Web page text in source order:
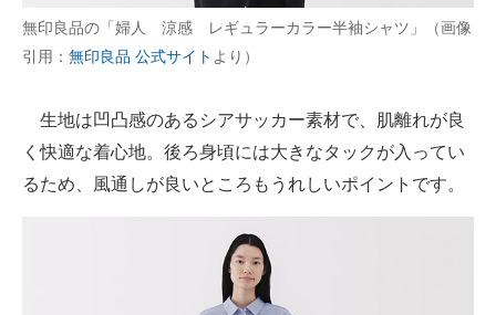
無印良品の「婦人 涼感 レギュラーカラー半袖シャツ」（画像
引用： 無印良品 公式サイト より）
生地は凹凸感のあるシアサッカー素材で、肌離れが良
く快適な着心地。後ろ身頃には大きなタックが入ってい
るため、風通しが良いところもうれしいポイントです。